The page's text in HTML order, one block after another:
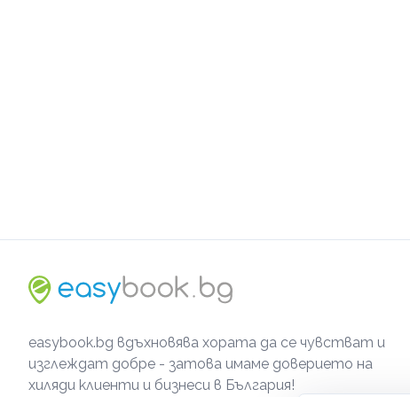
easybook.bg вдъхновява хората да се чувстват и
изглеждат добре - затова имаме доверието на
хиляди клиенти и бизнеси в България!